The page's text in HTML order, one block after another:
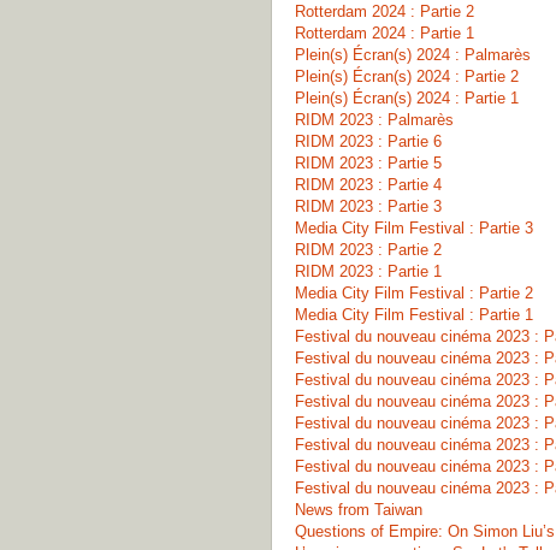
Rotterdam 2024 : Partie 2
Rotterdam 2024 : Partie 1
Plein(s) Écran(s) 2024 : Palmarès
Plein(s) Écran(s) 2024 : Partie 2
Plein(s) Écran(s) 2024 : Partie 1
RIDM 2023 : Palmarès
RIDM 2023 : Partie 6
RIDM 2023 : Partie 5
RIDM 2023 : Partie 4
RIDM 2023 : Partie 3
Media City Film Festival : Partie 3
RIDM 2023 : Partie 2
RIDM 2023 : Partie 1
Media City Film Festival : Partie 2
Media City Film Festival : Partie 1
Festival du nouveau cinéma 2023 :
Festival du nouveau cinéma 2023 :
Festival du nouveau cinéma 2023 :
Festival du nouveau cinéma 2023 :
Festival du nouveau cinéma 2023 :
Festival du nouveau cinéma 2023 :
Festival du nouveau cinéma 2023 :
Festival du nouveau cinéma 2023 :
News from Taiwan
Questions of Empire: On Simon